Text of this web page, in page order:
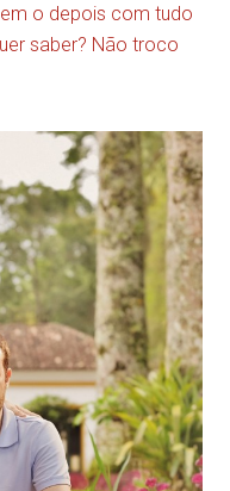
o depois com tudo
saber? Não troco